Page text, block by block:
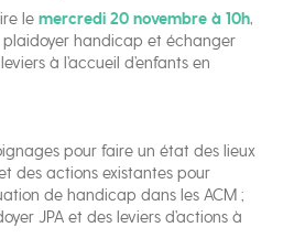
le mercredi 20 novembre à 10h,
plaidoyer handicap et échanger
à l’accueil d’enfants en
pour faire un état des lieux
des actions existantes pour
de handicap dans les ACM ;
JPA et des leviers d’actions à